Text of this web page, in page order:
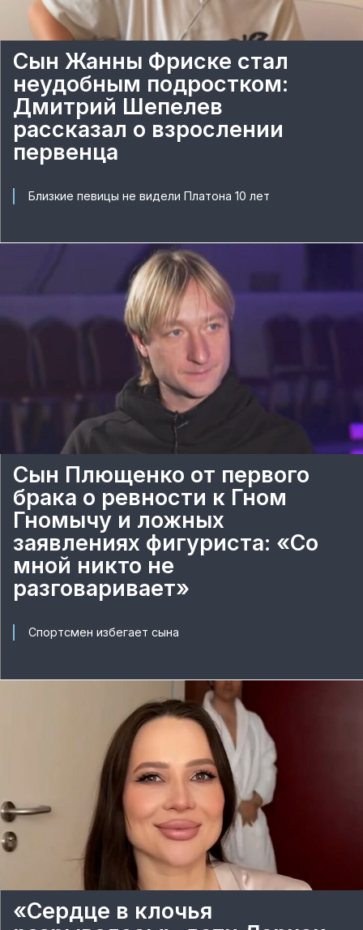
Сын Жанны Фриске стал
неудобным подростком:
Дмитрий Шепелев
рассказал о взрослении
первенца
Близкие певицы не видели Платона 10 лет
Сын Плющенко от первого
брака о ревности к Гном
Гномычу и ложных
заявлениях фигуриста: «Со
мной никто не
разговаривает»
Спортсмен избегает сына
«Сердце в клочья